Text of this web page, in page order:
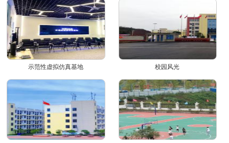
示范性虚拟仿真基地 校园风光